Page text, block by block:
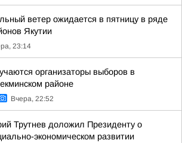
ветер ожидается в пятницу в ряде
Якутии
23:14
организаторы выборов в
районе
Вчера, 22:52
Трутнев доложил Президенту о
экономическом развитии